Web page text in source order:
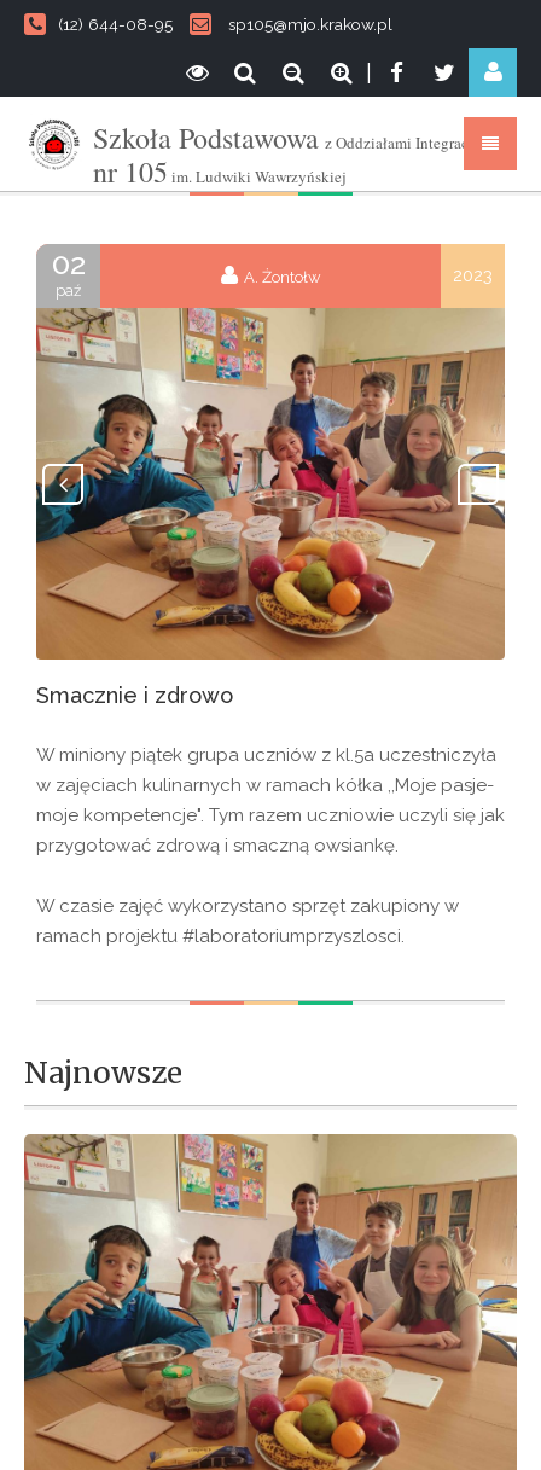
(12) 644-08-95 sp105@mjo.krakow.pl
Szkoła Podstawowa z Oddziałami Integracyjnymi
nr 105 im. Ludwiki Wawrzyńskiej
02
paź
A. Żontołw 2023
Smacznie i zdrowo
W miniony piątek grupa uczniów z kl.5a uczestniczyła
w zajęciach kulinarnych w ramach kółka ,,Moje pasje-
moje kompetencje". Tym razem uczniowie uczyli się jak
przygotować zdrową i smaczną owsiankę.
W czasie zajęć wykorzystano sprzęt zakupiony w
ramach projektu #laboratoriumprzyszlosci.
Najnowsze